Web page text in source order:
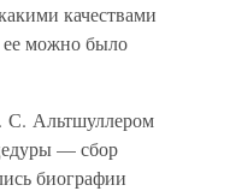
качествами
ее можно было
С. Альтшуллером
— сбор
биографии